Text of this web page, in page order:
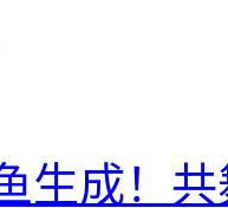
生成！